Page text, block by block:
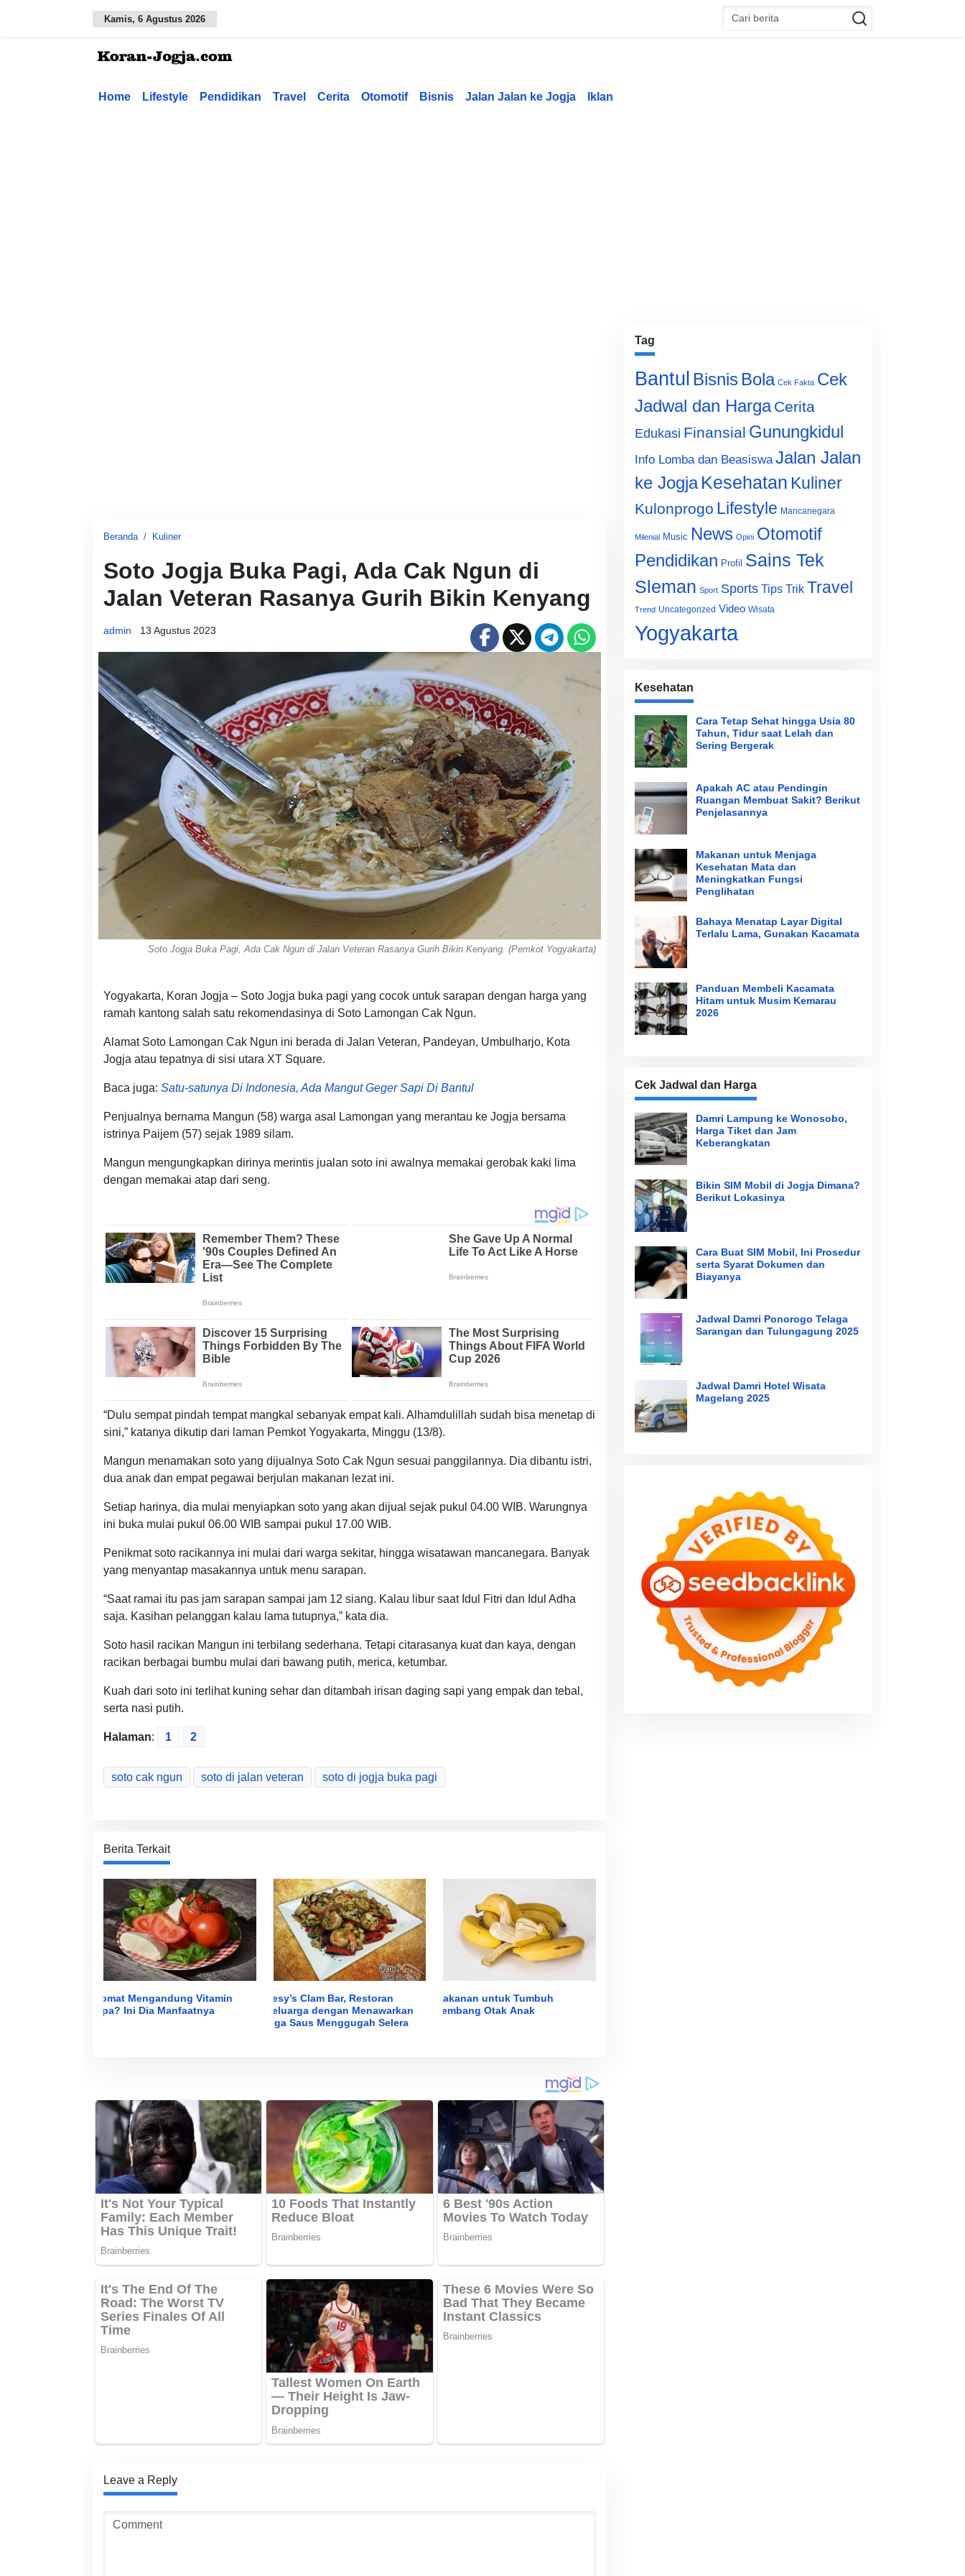
Kamis, 6 Agustus 2026
Home Lifestyle Pendidikan Travel Cerita Otomotif Bisnis Jalan Jalan ke Jogja Iklan
Beranda Kuliner
Soto Jogja Buka Pagi, Ada Cak Ngun di
Jalan Veteran Rasanya Gurih Bikin Kenyang
admin 13 Agustus 2023
Soto Jogja Buka Pagi, Ada Cak Ngun di Jalan Veteran Rasanya Gurih Bikin Kenyang. (Pemkot Yogyakarta)
Yogyakarta, Koran Jogja – Soto Jogja buka pagi yang cocok untuk sarapan dengan harga yang
ramah kantong salah satu rekomendasinya di Soto Lamongan Cak Ngun.
Alamat Soto Lamongan Cak Ngun ini berada di Jalan Veteran, Pandeyan, Umbulharjo, Kota
Jogja atau tepatnya di sisi utara XT Square.
Baca juga: Satu-satunya Di Indonesia, Ada Mangut Geger Sapi Di Bantul
Penjualnya bernama Mangun (58) warga asal Lamongan yang merantau ke Jogja bersama
istrinya Paijem (57) sejak 1989 silam.
Mangun mengungkapkan dirinya merintis jualan soto ini awalnya memakai gerobak kaki lima
dengan memakai atap dari seng.
“Dulu sempat pindah tempat mangkal sebanyak empat kali. Alhamdulillah sudah bisa menetap di
sini,” katanya dikutip dari laman Pemkot Yogyakarta, Minggu (13/8).
Mangun menamakan soto yang dijualnya Soto Cak Ngun sesuai panggilannya. Dia dibantu istri,
dua anak dan empat pegawai berjulan makanan lezat ini.
Setiap harinya, dia mulai menyiapkan soto yang akan dijual sejak pukul 04.00 WIB. Warungnya
ini buka mulai pukul 06.00 WIB sampai pukul 17.00 WIB.
Penikmat soto racikannya ini mulai dari warga sekitar, hingga wisatawan mancanegara. Banyak
yang menyantap masakannya untuk menu sarapan.
“Saat ramai itu pas jam sarapan sampai jam 12 siang. Kalau libur saat Idul Fitri dan Idul Adha
saja. Kasihan pelanggan kalau lama tutupnya,” kata dia.
Soto hasil racikan Mangun ini terbilang sederhana. Tetapi citarasanya kuat dan kaya, dengan
racikan berbagai bumbu mulai dari bawang putih, merica, ketumbar.
Kuah dari soto ini terlihat kuning sehar dan ditambah irisan daging sapi yang empak dan tebal,
serta nasi putih.
Halaman: 1 2
soto cak ngun soto di jalan veteran soto di jogja buka pagi
Berita Terkait
Tomat Mengandung Vitamin
Apa? Ini Dia Manfaatnya
Desy’s Clam Bar, Restoran
Keluarga dengan Menawarkan
Tiga Saus Menggugah Selera
Makanan untuk Tumbuh
Kembang Otak Anak
Leave a Reply
Tag
Bantul Bisnis Bola Cek Fakta Cek
Jadwal dan Harga Cerita
Edukasi Finansial Gunungkidul
Info Lomba dan Beasiswa Jalan Jalan
ke Jogja Kesehatan Kuliner
Kulonprogo Lifestyle Mancanegara
Milenial Music News Opini Otomotif
Pendidikan Profil Sains Tek
Sleman Sport Sports Tips Trik Travel
Trend Uncategorized Video Wisata
Yogyakarta
Kesehatan
Cara Tetap Sehat hingga Usia 80
Tahun, Tidur saat Lelah dan
Sering Bergerak
Apakah AC atau Pendingin
Ruangan Membuat Sakit? Berikut
Penjelasannya
Makanan untuk Menjaga
Kesehatan Mata dan
Meningkatkan Fungsi
Penglihatan
Bahaya Menatap Layar Digital
Terlalu Lama, Gunakan Kacamata
Panduan Membeli Kacamata
Hitam untuk Musim Kemarau
2026
Cek Jadwal dan Harga
Damri Lampung ke Wonosobo,
Harga Tiket dan Jam
Keberangkatan
Bikin SIM Mobil di Jogja Dimana?
Berikut Lokasinya
Cara Buat SIM Mobil, Ini Prosedur
serta Syarat Dokumen dan
Biayanya
Jadwal Damri Ponorogo Telaga
Sarangan dan Tulungagung 2025
Jadwal Damri Hotel Wisata
Magelang 2025